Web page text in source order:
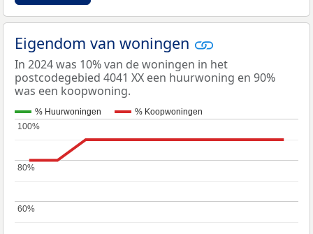
Eigendom van woningen
In 2024 was 10% van de woningen in het
postcodegebied 4041 XX een huurwoning en 90%
was een koopwoning.
% Huurwoningen % Koopwoningen
60%
60%
80%
80%
100%
100%